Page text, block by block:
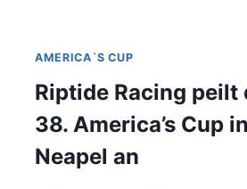
AMERICA`S CUP
Riptide Racing peilt
38. America’s Cup in
Neapel an